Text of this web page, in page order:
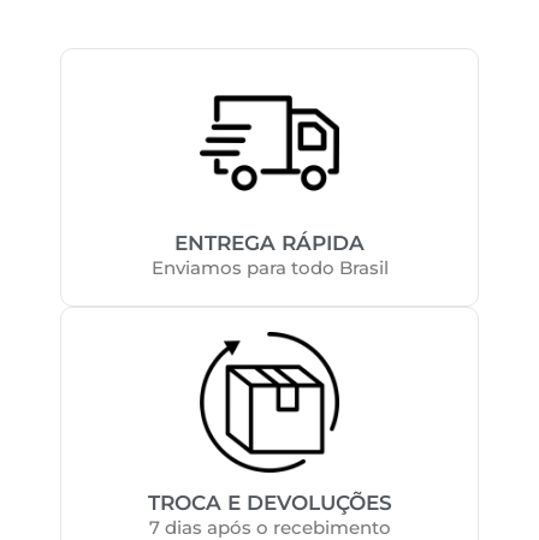
ENTREGA RÁPIDA
Enviamos para todo Brasil
TROCA E DEVOLUÇÕES
7 dias após o recebimento